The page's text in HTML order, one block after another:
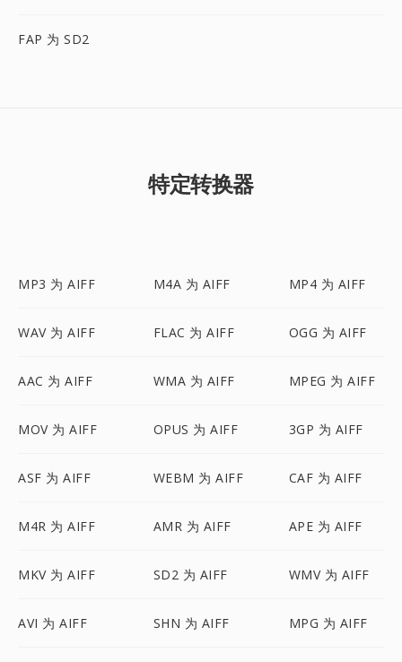
FAP 为 SD2
特定转换器
MP3 为 AIFF M4A 为 AIFF MP4 为 AIFF
WAV 为 AIFF FLAC 为 AIFF OGG 为 AIFF
AAC 为 AIFF WMA 为 AIFF MPEG 为 AIFF
MOV 为 AIFF OPUS 为 AIFF 3GP 为 AIFF
ASF 为 AIFF WEBM 为 AIFF CAF 为 AIFF
M4R 为 AIFF AMR 为 AIFF APE 为 AIFF
MKV 为 AIFF SD2 为 AIFF WMV 为 AIFF
AVI 为 AIFF SHN 为 AIFF MPG 为 AIFF